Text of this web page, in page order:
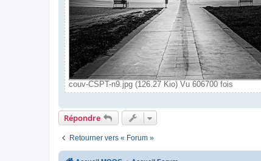
couv-CSPT-n9.jpg (126.27 Kio) Vu 606700 fois
Répondre
Retourner vers « Forum »